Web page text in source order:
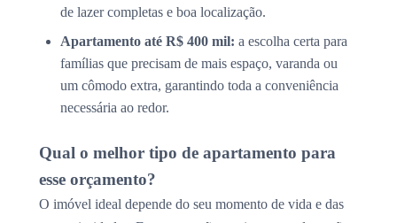
de lazer completas e boa localização.
Apartamento até R$ 400 mil: a escolha certa para
famílias que precisam de mais espaço, varanda ou
um cômodo extra, garantindo toda a conveniência
necessária ao redor.
Qual o melhor tipo de apartamento para
esse orçamento?
O imóvel ideal depende do seu momento de vida e das